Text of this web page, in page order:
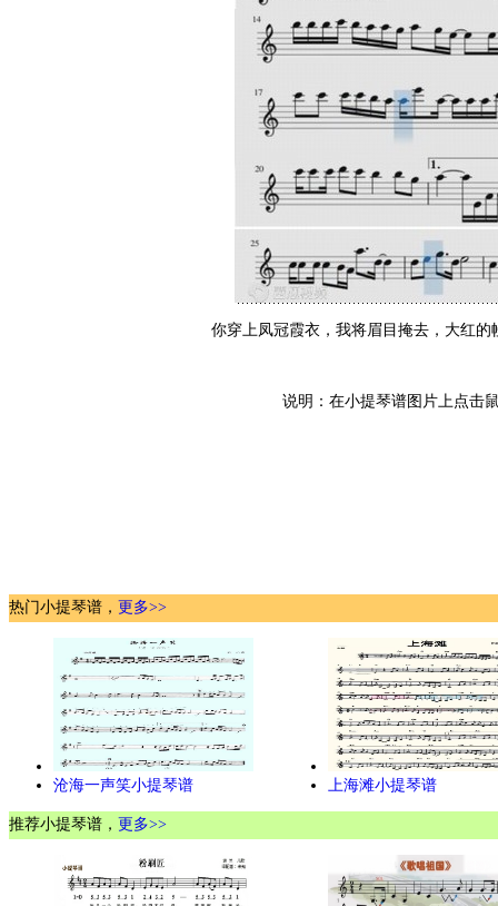
你穿上凤冠霞衣，我将眉目掩去，大红
说明：在小提琴谱图片上点击
热门小提琴谱， 更多>>
沧海一声笑小提琴谱 上海滩小提琴谱
推荐小提琴谱， 更多>>